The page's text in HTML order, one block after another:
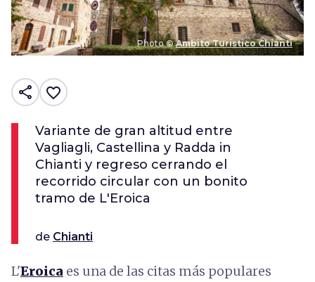
Photo © Ambito Turistico Chianti
share favorite_border
Variante de gran altitud entre
Vagliagli, Castellina y Radda in
Chianti y regreso cerrando el
recorrido circular con un bonito
tramo de L'Eroica
de Chianti
L'Eroica es una de las citas más populares